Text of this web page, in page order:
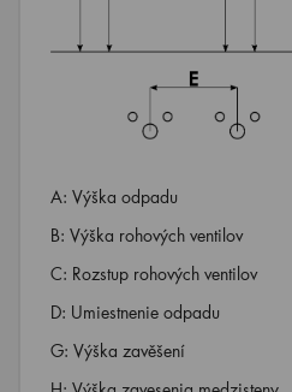
A: Výška odpadu
B: Výška rohových ventilov
C: Rozstup rohových ventilov
D: Umiestnenie odpadu
G: Výška zavěšení